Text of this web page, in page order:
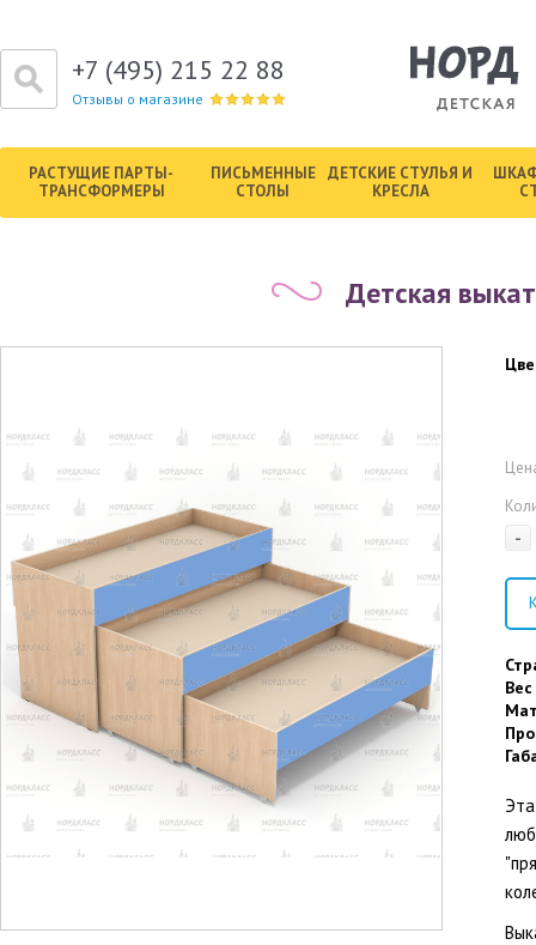
+7 (495) 215 22 88
Отзывы о магазине
РАСТУЩИЕ ПАРТЫ-
ТРАНСФОРМЕРЫ
ПИСЬМЕННЫЕ
СТОЛЫ
ДЕТСКИЕ СТУЛЬЯ И
КРЕСЛА
Детская
-
Вес